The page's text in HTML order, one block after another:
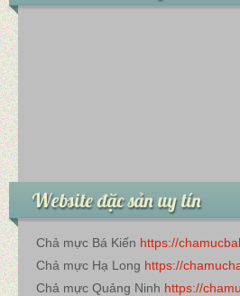
Website đặc sản uy tín
Chả mực Bá Kiến https://
Chả mực Hạ Long https://
Chả mực Quảng Ninh https://